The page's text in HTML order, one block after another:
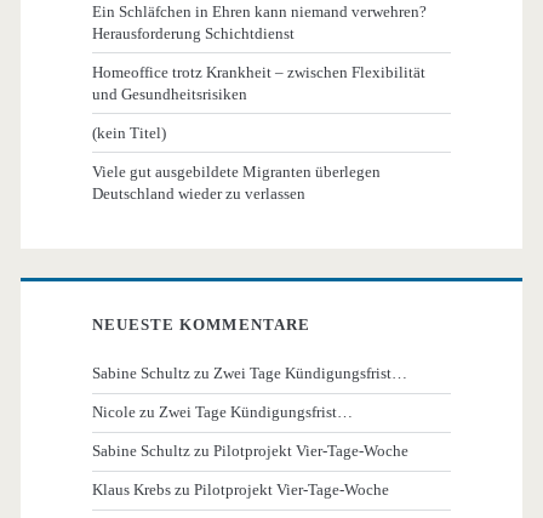
Ein Schläfchen in Ehren kann niemand verwehren?
Herausforderung Schichtdienst
Homeoffice trotz Krankheit – zwischen Flexibilität
und Gesundheitsrisiken
(kein Titel)
Viele gut ausgebildete Migranten überlegen
Deutschland wieder zu verlassen
NEUESTE KOMMENTARE
Sabine Schultz zuZwei Tage Kündigungsfrist…
Nicole zuZwei Tage Kündigungsfrist…
Sabine Schultz zuPilotprojekt Vier-Tage-Woche
Klaus Krebs zuPilotprojekt Vier-Tage-Woche